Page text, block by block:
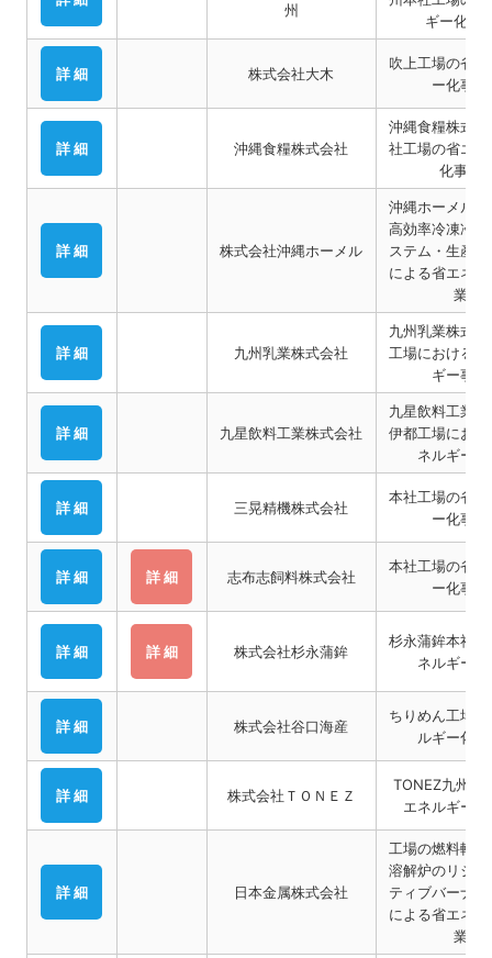
州
ギー化事
詳 細 株式会社大木
吹上工場の省
ー化事業
詳 細 沖縄食糧株式会社
沖縄食糧株式
社工場の省エ
化事業
詳 細 株式会社沖縄ホーメル
沖縄ホーメル
高効率冷凍冷
ステム・生産
による省エネ
業
詳 細 九州乳業株式会社
九州乳業株式
工場における
ギー事業
詳 細 九星飲料工業株式会社
九星飲料工業
伊都工場にお
ネルギー
詳 細 三晃精機株式会社
本社工場の省
ー化事業
詳 細 詳 細 志布志飼料株式会社
本社工場の省
ー化事業
詳 細 詳 細 株式会社杉永蒲鉾
杉永蒲鉾本社
ネルギー
詳 細 株式会社谷口海産
ちりめん工場
ルギー化
詳 細 株式会社ＴＯＮＥＺ
TONEZ九州工
エネルギー
詳 細 日本金属株式会社
工場の燃料転
溶解炉のリジ
ティブバーナ
による省エネ
業